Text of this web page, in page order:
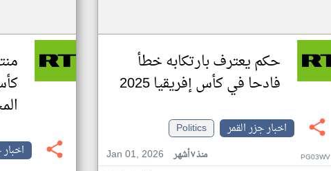
حكم يعترف بارتكابه خطأ
فادحا في كأس إفريقيا 2025
اخبار جزر القمر
Politics
Jan 01, 2026
منذ ٧ أشهر PG03WV